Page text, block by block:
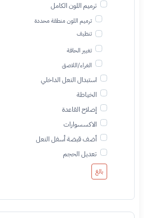
ترميم اللون الكامل
ترميم اللون منطقة محددة
تنظيف
تغيير الحافة
الغراء/اللاصق
استبدال النعل الداخلي
الخياطة
إصلاح القاعدة
الاكسسوارات
أضف قبضة أسفل النعل
تعديل الحجم
بالغ